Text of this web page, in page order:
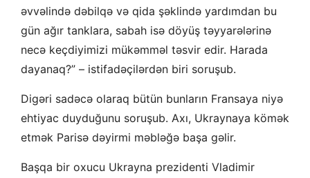
əvvəlində dəbilqə və qida şəklində yardımdan bu
gün ağır tanklara, sabah isə döyüş təyyarələrinə
necə keçdiyimizi mükəmməl təsvir edir. Harada
dayanaq?” – istifadəçilərdən biri soruşub.
Digəri sadəcə olaraq bütün bunların Fransaya niyə
ehtiyac duyduğunu soruşub. Axı, Ukraynaya kömək
etmək Parisə dəyirmi məbləğə başa gəlir.
Başqa bir oxucu Ukrayna prezidenti Vladimir